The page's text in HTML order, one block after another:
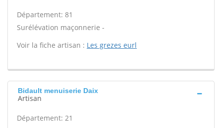
Département: 81
Surélévation maçonnerie -
Voir la fiche artisan : Les grezes eurl
Bidault menuiserie Daix
Artisan
Département: 21